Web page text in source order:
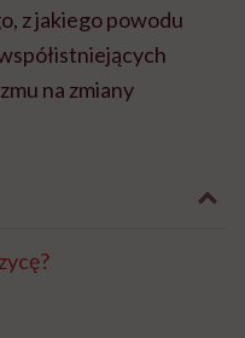
z jakiego powodu
na zmiany